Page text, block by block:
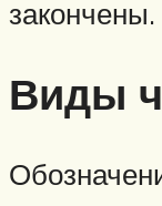
закончены.
Виды